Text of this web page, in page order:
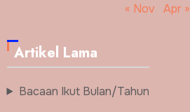
« Nov Apr »
Artikel Lama
Bacaan Ikut Bulan/Tahun